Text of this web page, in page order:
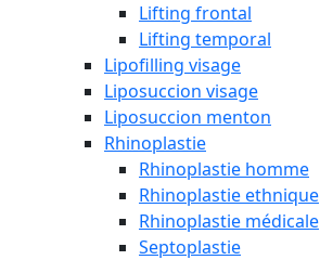
Lifting frontal
Lifting temporal
Lipofilling visage
Liposuccion visage
Liposuccion menton
Rhinoplastie
Rhinoplastie homme
Rhinoplastie ethnique
Rhinoplastie médicale
Septoplastie